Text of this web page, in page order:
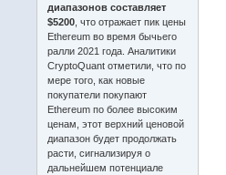
диапазонов составляет
$5200 , что отражает пик цены
Ethereum во время бычьего
ралли 2021 года. Аналитики
CryptoQuant отметили, что по
мере того, как новые
покупатели покупают
Ethereum по более высоким
ценам, этот верхний ценовой
диапазон будет продолжать
расти, сигнализируя о
дальнейшем потенциале